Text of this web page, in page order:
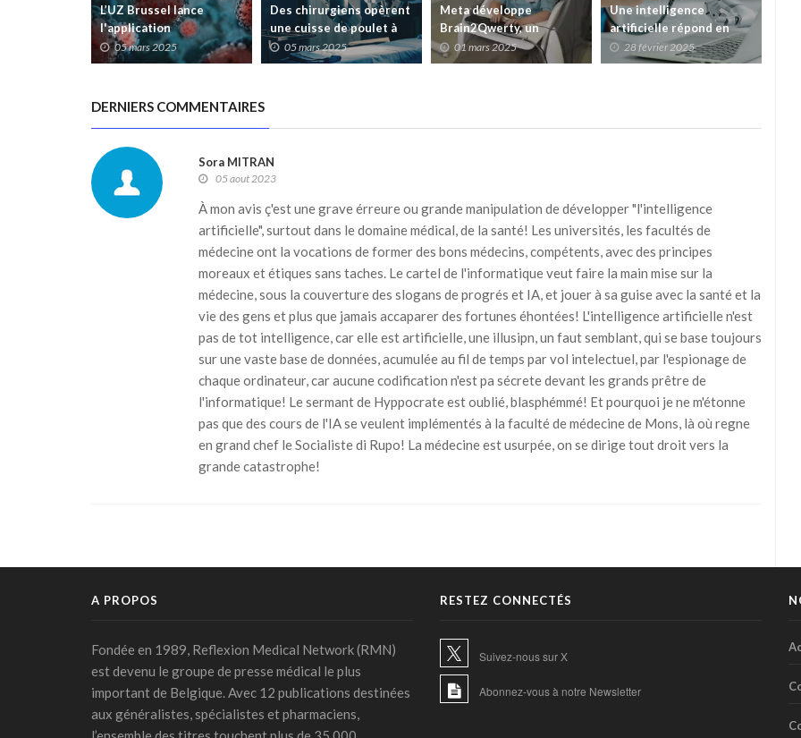
L’UZ Brussel lance
l'application
Stimulus@home pour les
patients atteints de
05 mars 2025
Des chirurgiens opèrent
une cuisse de poulet à
Shanghai depuis Gand :
"La technologie est
05 mars 2025
Meta développe
Brain2Qwerty, un
système de
transcription des
01 mars 2025
Une intelligence
artificielle répond en
direct aux questions lors
d'une opération
28 février 2025
DERNIERS COMMENTAIRES
Sora MITRAN
05 aout 2023
À mon avis ç'est une grave érreure ou grande manipulation de développer "l'intelligence
artificielle", surtout dans le domaine médical, de la santé! Les universités, les facultés de
médecine ont la vocations de former des bons médecins, compétents, avec des principes
moreaux et étiques sans taches. Le cartel de l'informatique veut faire la main mise sur la
médecine, sous la couverture des slogans de progrés et IA, et jouer à sa guise avec la santé et la
vie des gens et plus que jamais accaparer des fortunes éhontées! L'intelligence artificielle n'est
pas de tot intelligence, car elle est artificielle, une illusipn, un faut semblant, qui se base toujours
sur une vaste base de données, acumulée au fil de temps par vol intelectuel, par l'espionage de
chaque ordinateur, car aucune codification n'est pa sécrete devant les grands prêtre de
l'informatique! Le sermant de Hyppocrate est oublié, blasphémmé! Et pourquoi je ne m'étonne
pas que des cours de l'IA se veulent implémentés à la faculté de médecine de Mons, là où regne
en grand chef le Socialiste di Rupo! La médecine est usurpée, on se dirige tout droit vers la
grande catastrophe!
A PROPOS
Fondée en 1989, Reflexion Medical Network (RMN)
est devenu le groupe de presse médical le plus
important de Belgique. Avec 12 publications destinées
aux généralistes, spécialistes et pharmaciens,
RESTEZ CONNECTÉS
Suivez-nous sur X
Abonnez-vous à notre Newsletter